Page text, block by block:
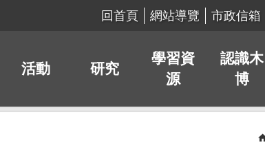
回首頁 網站導覽 市政信箱
活動 研究
學習資
源
認識木
博